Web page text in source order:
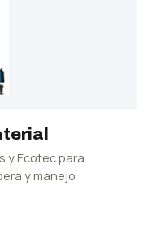
y Ecotec para
y manejo